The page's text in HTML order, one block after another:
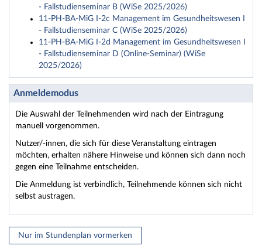
- Fallstudienseminar B (WiSe 2025/2026)
11-PH-BA-MiG I-2c Management im Gesundheitswesen I
- Fallstudienseminar C (WiSe 2025/2026)
11-PH-BA-MiG I-2d Management im Gesundheitswesen I
- Fallstudienseminar D (Online-Seminar) (WiSe
2025/2026)
Anmeldemodus
Die Auswahl der Teilnehmenden wird nach der Eintragung
manuell vorgenommen.
Nutzer/-innen, die sich für diese Veranstaltung eintragen
möchten, erhalten nähere Hinweise und können sich dann noch
gegen eine Teilnahme entscheiden.
Die Anmeldung ist verbindlich, Teilnehmende können sich nicht
selbst austragen.
Nur im Stundenplan vormerken